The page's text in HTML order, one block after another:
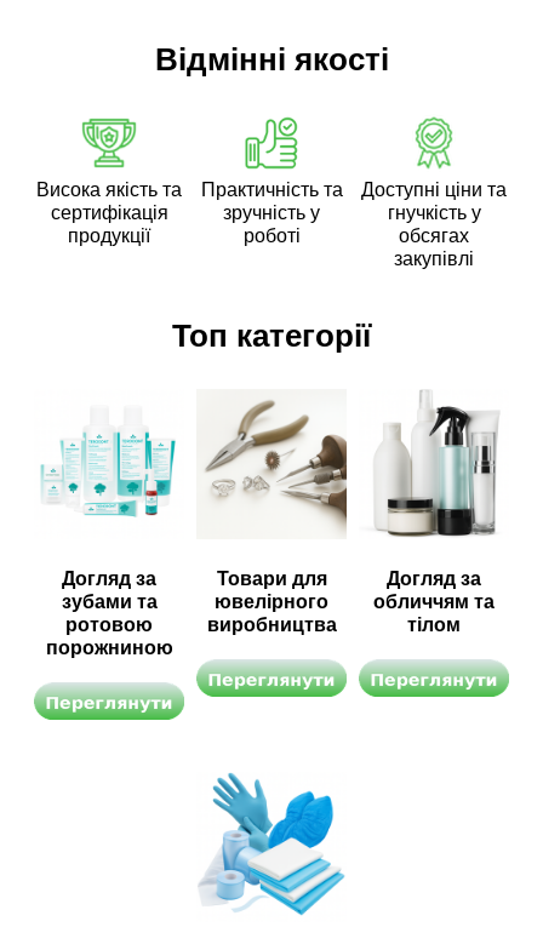
Відмінні якості
Висока якість та
сертифікація
продукції
Практичність та
зручність у
роботі
Доступні ціни та
гнучкість у
обсягах
закупівлі
Топ категорії
Догляд за
зубами та
ротовою
порожниною
Товари для
ювелірного
виробництва
Догляд за
обличчям та
тілом